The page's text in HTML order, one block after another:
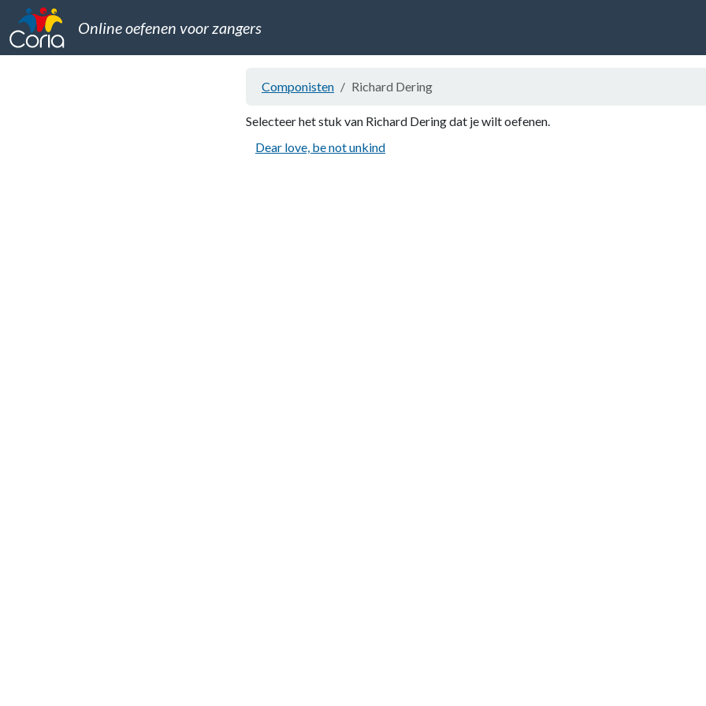
Online oefenen voor zangers
Componisten Richard Dering
Selecteer het stuk van Richard Dering dat je wilt oefenen.
Dear love, be not unkind